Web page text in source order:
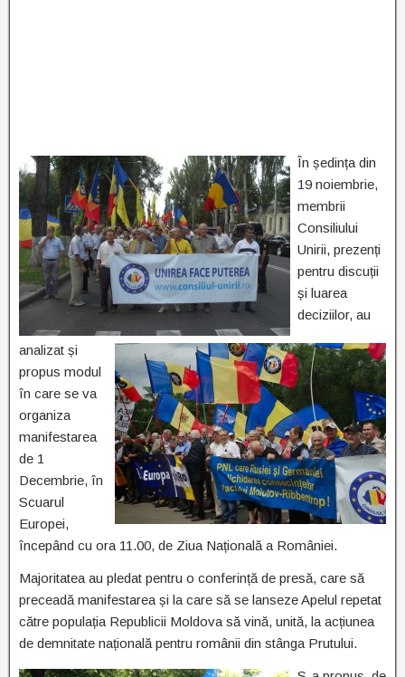
În ședința din
19 noiembrie,
membrii
Consiliului
Unirii, prezenți
pentru discuții
și luarea
deciziilor, au
analizat și
propus modul
în care se va
organiza
manifestarea
de 1
Decembrie, în
Scuarul
Europei,
începând cu ora 11.00, de Ziua Națională a României.
Majoritatea au pledat pentru o conferință de presă, care să
preceadă manifestarea și la care să se lanseze Apelul repetat
către populația Republicii Moldova să vină, unită, la acțiunea
de demnitate națională pentru românii din stânga Prutului.